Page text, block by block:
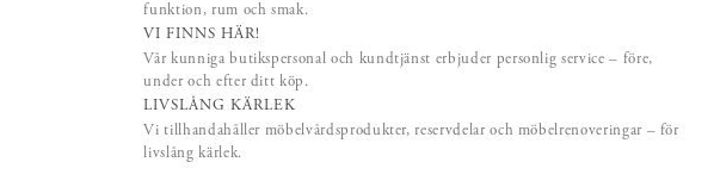
funktion, rum och smak.
VI FINNS HÄR!
Vår kunniga butikspersonal och kundtjänst erbjuder personlig service – före,
under och efter ditt köp.
LIVSLÅNG KÄRLEK
Vi tillhandahåller möbelvårdsprodukter, reservdelar och möbelrenoveringar – för
livslång kärlek.